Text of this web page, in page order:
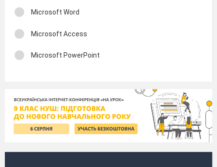
Microsoft Word
Microsoft Access
Microsoft PowerPoint